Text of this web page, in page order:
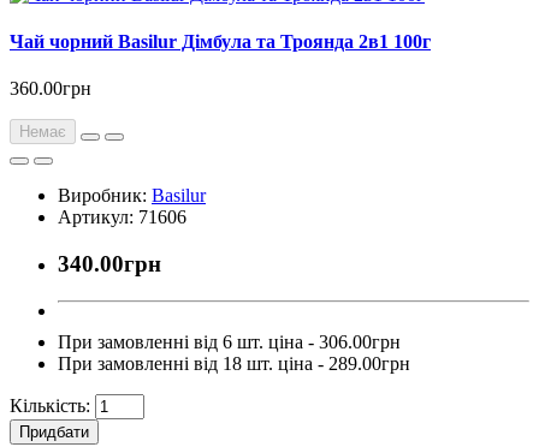
Чай чорний Basilur Дімбула та Троянда 2в1 100г
360.00грн
Немає
Виробник: Basilur
Артикул: 71606
340.00грн
При замовленні від 6 шт. ціна - 306.00грн
При замовленні від 18 шт. ціна - 289.00грн
Кількість:
Придбати